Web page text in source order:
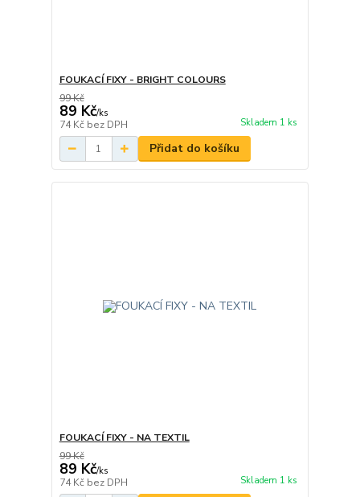
FOUKACÍ FIXY - BRIGHT COLOURS
99 Kč
89 Kč/ks
74 Kč bez DPH Skladem 1 ks
Přidat do košíku
FOUKACÍ FIXY - NA TEXTIL
99 Kč
89 Kč/ks
74 Kč bez DPH Skladem 1 ks